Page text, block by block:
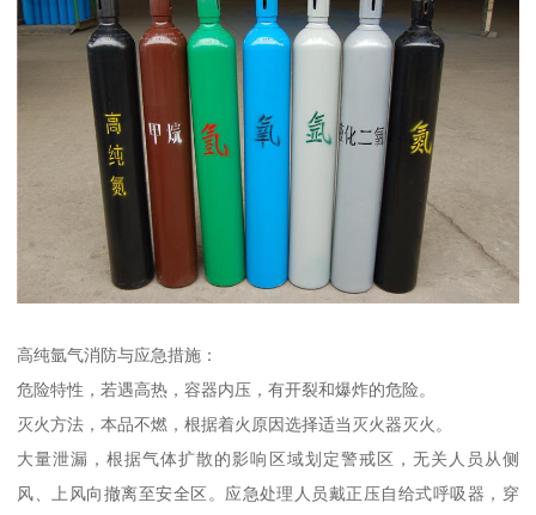
高纯氩气消防与应急措施：
危险特性，若遇高热，容器内压，有开裂和爆炸的危险。
灭火方法，本品不燃，根据着火原因选择适当灭火器灭火。
大量泄漏，根据气体扩散的影响区域划定警戒区，无关人员从侧
风、上风向撤离至安全区。应急处理人员戴正压自给式呼吸器，穿